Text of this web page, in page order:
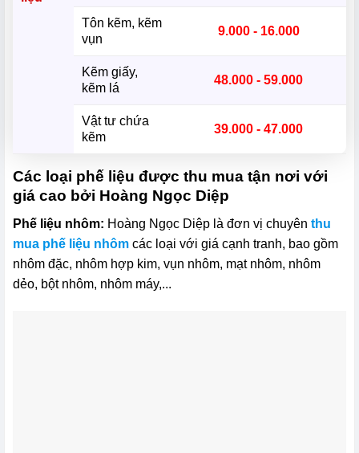
Tôn kẽm, kẽm
vụn
9.000 - 16.000
Kẽm giấy,
kẽm lá
48.000 - 59.000
Vật tư chứa
kẽm
39.000 - 47.000
Các loại phế liệu được thu mua tận nơi với
giá cao bởi Hoàng Ngọc Diệp
Phế liệu nhôm: Hoàng Ngọc Diệp là đơn vị chuyên thu
mua phế liệu nhômcác loại với giá cạnh tranh, bao gồm
nhôm đặc, nhôm hợp kim, vụn nhôm, mạt nhôm, nhôm
dẻo, bột nhôm, nhôm máy,...